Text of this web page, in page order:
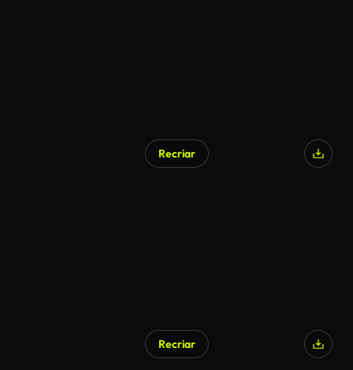
Recriar
Recriar